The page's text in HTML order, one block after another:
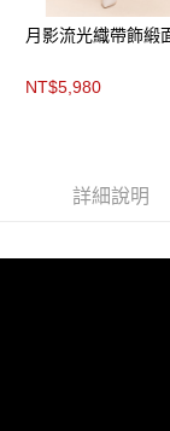
時審查核予不同之上
請求用戶進行身份認
５．嚴禁一人註冊多
恩沛科技股份有限公
月影流光織帶飾緞
NT$5,980
詳細說明